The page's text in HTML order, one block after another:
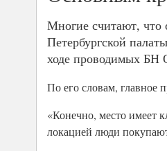
Многие считают, что
Петербургской
ходе проводимых БН
По его словам, главное
«Конечно, место имеет
локацией люди